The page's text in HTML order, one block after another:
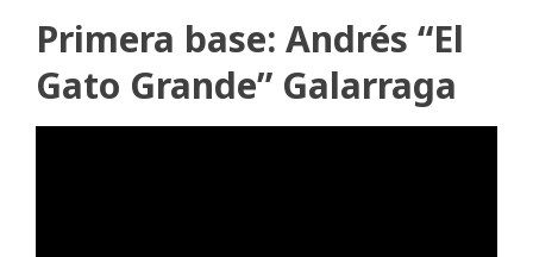
Primera base: Andrés “El
Gato Grande” Galarraga